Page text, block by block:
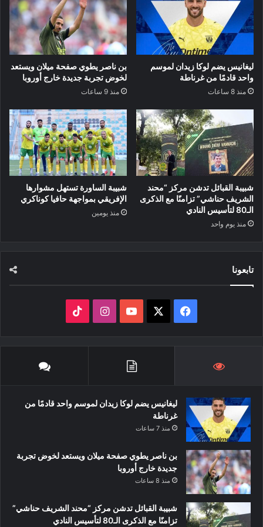
ليغانيس يضم لوكا زيدان لموسم
واحد قادمًا من غرناطة
منذ 8 ساعات
بن ناصر يطوي صفحة ميلان ويستعد
لخوض تجربة جديدة خارج أوروبا
منذ 9 ساعات
شبيبة القبائل تدشن مركز “محند
الشريف حناشي” تزامنًا مع الذكرى
الـ80 لتأسيس النادي
منذ يوم واحد
شبيبة الساورة تستهل مشوارها
الإفريقي بمواجهة حافيا كوناكري
منذ يومين
تابعونا
فيسبوك ‫YouTubeانستقرام
ليغانيس يضم لوكا زيدان لموسم واحد قادمًا من
غرناطة
منذ 7 ساعات
بن ناصر يطوي صفحة ميلان ويستعد لخوض تجربة
جديدة خارج أوروبا
منذ 8 ساعات
شبيبة القبائل تدشن مركز “محند الشريف حناشي”
تزامنًا مع الذكرى الـ80 لتأسيس النادي